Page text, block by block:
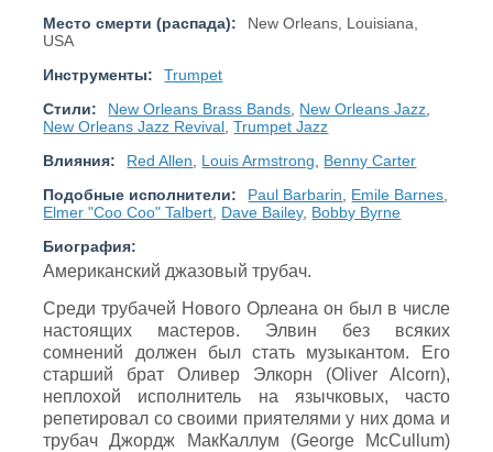
Место смерти (распада):
New Orleans, Louisiana,
USA
Инструменты:
Trumpet
Стили:
New Orleans Brass Bands New Orleans Jazz
New Orleans Jazz Revival ,Trumpet Jazz
Влияния:
Red Allen Louis Armstrong
Benny Carter
Подобные исполнители:
Paul Barbarin Emile Barnes
Elmer "Coo Coo" Talbert Dave Bailey, Bobby Byrne
Биография:
Американский джазовый трубач.
Среди трубачей Нового Орлеана он был в числе
настоящих мастеров. Элвин без всяких
сомнений должен был стать музыкантом. Его
старший брат Оливер Элкорн (Oliver Alcorn),
неплохой исполнитель на язычковых, часто
репетировал со своими приятелями у них дома и
трубач Джордж МакКаллум (George McCullum)